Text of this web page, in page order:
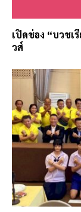
เปิดช่อง “บวชเ
วส์